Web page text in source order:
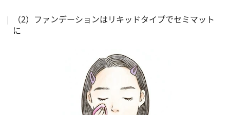
（2）ファンデーションはリキッドタイプでセミマット
に